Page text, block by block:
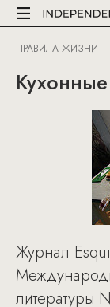
ПРАВИЛА ЖИЗНИ
Журнал
литературы